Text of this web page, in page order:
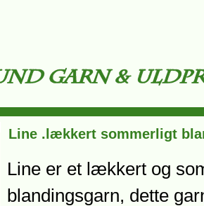
Line .lækkert sommerligt
Line er et lækkert og
blandingsgarn, dette